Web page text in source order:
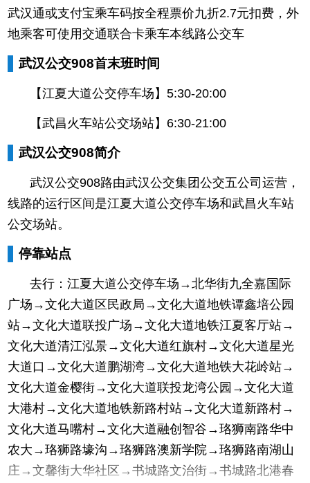
武汉通或支付宝乘车码按全程票价九折2.7元扣费，外
地乘客可使用交通联合卡乘车本线路公交车
武汉公交908首末班时间
【江夏大道公交停车场】5:30-20:00
【武昌火车站公交场站】6:30-21:00
武汉公交908简介
武汉公交908路由武汉公交集团公交五公司运营，
线路的运行区间是江夏大道公交停车场和武昌火车站
公交场站。
停靠站点
去行：江夏大道公交停车场→北华街九全嘉国际
广场→文化大道区民政局→文化大道地铁谭鑫培公园
站→文化大道联投广场→文化大道地铁江夏客厅站→
文化大道清江泓景→文化大道红旗村→文化大道星光
大道口→文化大道鹏湖湾→文化大道地铁大花岭站→
文化大道金樱街→文化大道联投龙湾公园→文化大道
大港村→文化大道地铁新路村站→文化大道新路村→
文化大道马嘴村→文化大道融创智谷→珞狮南路华中
农大→珞狮路壕沟→珞狮路澳新学院→珞狮路南湖山
庄→文馨街大华社区→书城路文治街→书城路北港春